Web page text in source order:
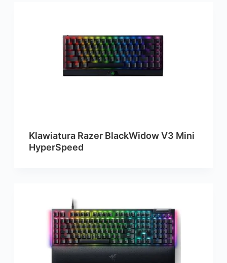
Klawiatura Razer BlackWidow V3 Mini
HyperSpeed